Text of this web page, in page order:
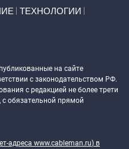
ТЕХНОЛОГИИ
на сайте
с законодательством РФ.
с редакцией не более трети
обязательной прямой
адреса www.cableman.ru) в